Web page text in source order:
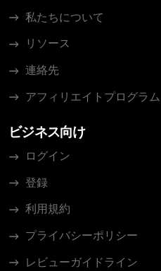
私たちについて
リソース
連絡先
アフィリエイトプログラム
ビジネス向け
ログイン
登録
利用規約
プライバシーポリシー
レビューガイドライン